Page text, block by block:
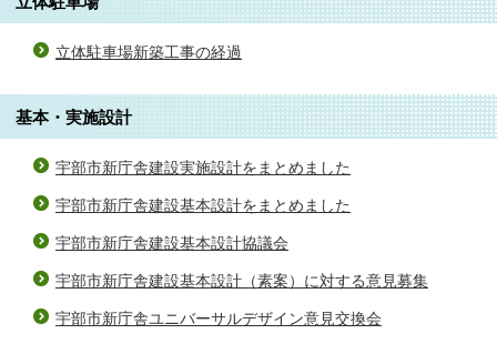
立体駐車場新築工事の経過
基本・実施設計
宇部市新庁舎建設実施設計をまとめました
宇部市新庁舎建設基本設計をまとめました
宇部市新庁舎建設基本設計協議会
宇部市新庁舎建設基本設計（素案）に対する意見募集
宇部市新庁舎ユニバーサルデザイン意見交換会